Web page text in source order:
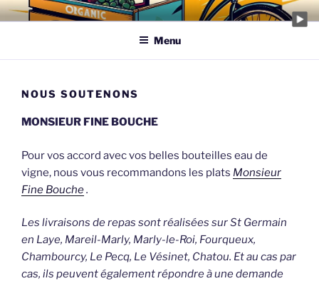
Aller
au
principal
EAU DE VIGNE
vins à caractère écologique
Menu
NOUS SOUTENONS
MONSIEUR FINE BOUCHE
Pour vos accord avec vos belles bouteilles eau de
vigne, nous vous recommandons les plats Monsieur
Fine Bouche.
Les livraisons de repas sont réalisées sur St Germain
en Laye, Mareil-Marly, Marly-le-Roi, Fourqueux,
Chambourcy, Le Pecq, Le Vésinet, Chatou. Et au cas par
cas, ils peuvent également répondre à une demande